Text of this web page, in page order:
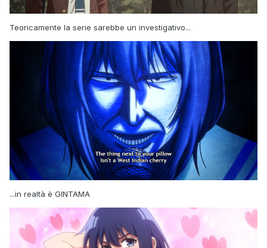
Teoricamente la serie sarebbe un investigativo...
...in realtà è GINTAMA